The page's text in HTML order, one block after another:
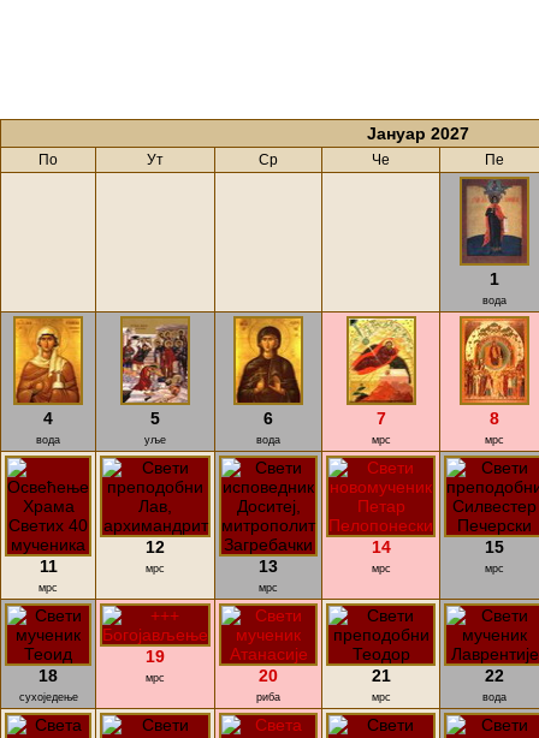
Јануар 2027
По Ут Ср Че Пе
1
вода
4
вода
5
уље
6
вода
7
мрс
8
мрс
11
мрс
12
мрс 13
мрс
14
мрс
15
мрс
18
сухоједење
19
мрс 20
риба
21
мрс
22
вода